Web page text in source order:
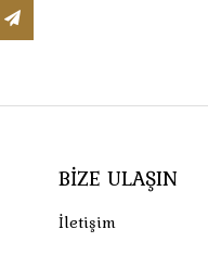
BIZE ULAŞIN
İletişim